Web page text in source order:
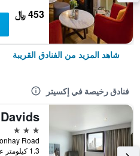
453 ﷼
شاهد المزيد من الفنادق القريبة
فنادق رخيصة في إكسيتر
3 نجوم
1.3 كيلومتر عن وسط المدينة